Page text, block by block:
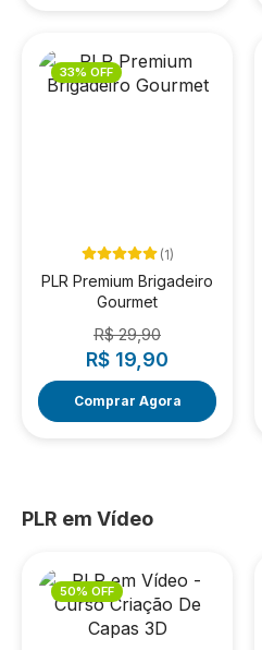
33% OFF
(1)
PLR Premium Brigadeiro
Gourmet
R$ 29,90
R$ 19,90
Comprar Agora
PLR em Vídeo
50% OFF